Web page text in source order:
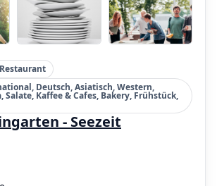
Restaurant
Deutsch, Asiatisch, Western,
Salate, Kaffee & Cafes, Bakery, Frühstück,
- Seezeit